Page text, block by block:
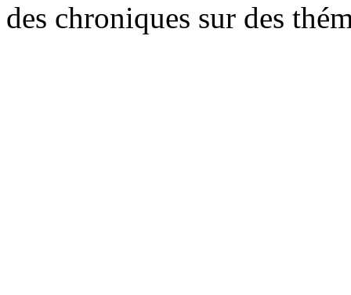
des chroniques sur des